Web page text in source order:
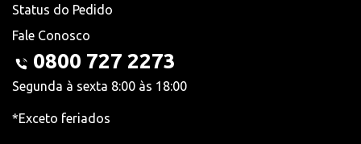
Status do Pedido
Fale Conosco
0800 727 2273
Segunda à sexta 8:00 às 18:00
*Exceto feriados